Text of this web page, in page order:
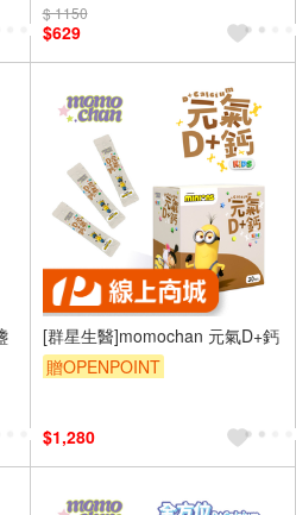
$ 1150
$629
[群星生醫]momochan 元氣D+鈣
贈OPENPOINT
$1,280